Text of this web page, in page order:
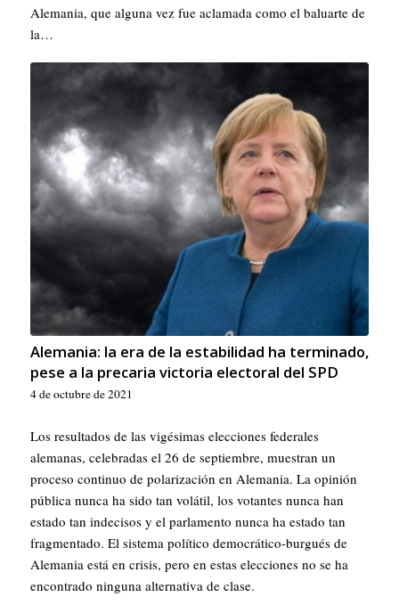
Alemania, que alguna vez fue aclamada como el baluarte de
la…
Alemania: la era de la estabilidad ha terminado,
pese a la precaria victoria electoral del SPD
4 de octubre de 2021
Los resultados de las vigésimas elecciones federales
alemanas, celebradas el 26 de septiembre, muestran un
proceso continuo de polarización en Alemania. La opinión
pública nunca ha sido tan volátil, los votantes nunca han
estado tan indecisos y el parlamento nunca ha estado tan
fragmentado. El sistema político democrático-burgués de
Alemania está en crisis, pero en estas elecciones no se ha
encontrado ninguna alternativa de clase.